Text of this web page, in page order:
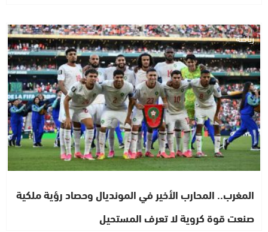
رياضة
المغرب.. المحارب الأخير في المونديال وحصاد رؤية ملكية
صنعت قوة كروية لا تعرف المستحيل